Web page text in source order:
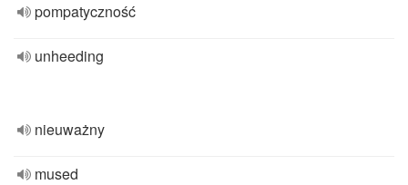
pompatyczność
unheeding
nieuważny
mused